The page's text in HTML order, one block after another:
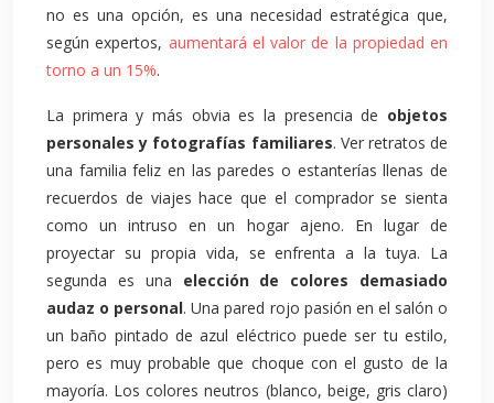
no es una opción, es una necesidad estratégica que,
según expertos, aumentará el valor de la propiedad en
torno a un 15%.
La primera y más obvia es la presencia de objetos
personales y fotografías familiares. Ver retratos de
una familia feliz en las paredes o estanterías llenas de
recuerdos de viajes hace que el comprador se sienta
como un intruso en un hogar ajeno. En lugar de
proyectar su propia vida, se enfrenta a la tuya. La
segunda es una elección de colores demasiado
audaz o personal. Una pared rojo pasión en el salón o
un baño pintado de azul eléctrico puede ser tu estilo,
pero es muy probable que choque con el gusto de la
mayoría. Los colores neutros (blanco, beige, gris claro)